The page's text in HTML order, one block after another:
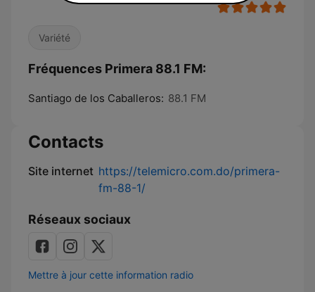
Variété
Fréquences Primera 88.1 FM:
Santiago de los Caballeros: 88.1 FM
Contacts
Site internet https://telemicro.com.do/primera-
fm-88-1/
Réseaux sociaux
Mettre à jour cette information radio